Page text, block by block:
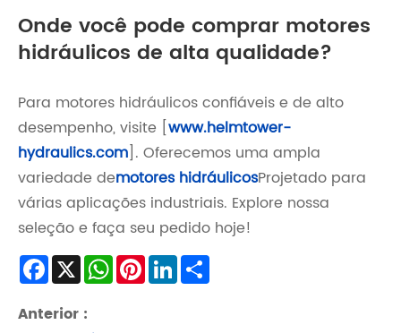
Onde você pode comprar motores
hidráulicos de alta qualidade?
Para motores hidráulicos confiáveis ​​e de alto
desempenho, visite [www.helmtower-
hydraulics.com]. Oferecemos uma ampla
variedade demotores hidráulicosProjetado para
várias aplicações industriais. Explore nossa
seleção e faça seu pedido hoje!
Facebook
X WhatsApp
Pinterest
LinkedIn
Anterior :